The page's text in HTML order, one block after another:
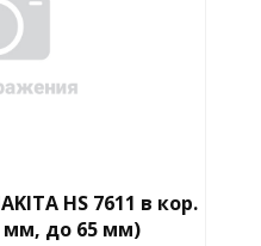
HS 7611 в кор.
мм, до 65 мм)